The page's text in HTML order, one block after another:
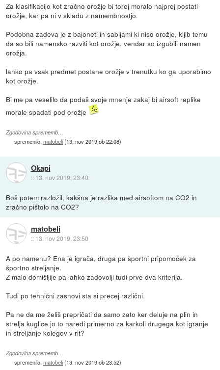
Za klasifikacijo kot zračno orožje bi torej moralo najprej postati
orožje, kar pa ni v skladu z namembnostjo.
Podobna zadeva je z bajoneti in sabljami ki niso orožje, kljib temu
da so bili namensko razviti kot orožje, vendar so izgubili namen
orožja.
lahko pa vsak predmet postane orožje v trenutku ko ga uporabimo
kot orožje.
Bi me pa veselilo da podaš svoje mnenje zakaj bi airsoft replike
morale spadati pod orožje
Zgodovina sprememb…
spremenilo:matobeli(13. nov 2019 ob 22:08)
Okapi
:: 13. nov 2019, 23:40
Boš potem razložil, kakšna je razlika med airsoftom na CO2 in
zračno pištolo na CO2?
matobeli
:: 13. nov 2019, 23:50
A po namenu? Ena je igrača, druga pa športni pripomoček za
športno streljanje.
Z malo domišljije pa lahko zadovolji tudi prve dva kriterija.
Tudi po tehnični zasnovi sta si precej različni.
Pa ne da me želiš prepričati da samo zato ker deluje na plin in
strelja kuglice jo to naredi primerno za karkoli drugega kot igranje
in streljanje kolegov v rit?
Zgodovina sprememb…
spremenilo:matobeli(13. nov 2019 ob 23:52)